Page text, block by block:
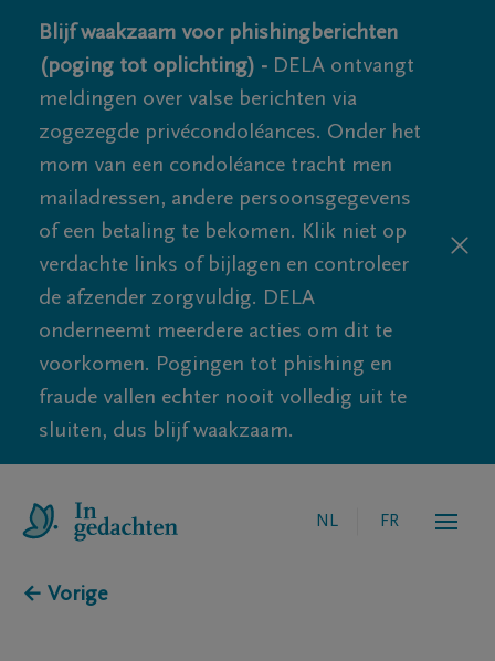
Blijf waakzaam voor phishingberichten
(poging tot oplichting) - DELA ontvangt
meldingen over valse berichten via
zogezegde privécondoléances. Onder het
mom van een condoléance tracht men
mailadressen, andere persoonsgegevens
of een betaling te bekomen. Klik niet op
verdachte links of bijlagen en controleer
de afzender zorgvuldig. DELA
onderneemt meerdere acties om dit te
voorkomen. Pogingen tot phishing en
fraude vallen echter nooit volledig uit te
sluiten, dus blijf waakzaam.
NL FR
← Vorige